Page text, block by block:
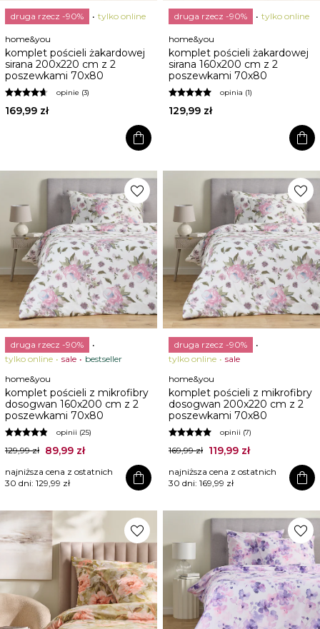
druga rzecz -90% tylko online
home&you
komplet pościeli żakardowej
sirana 200x220 cm z 2
poszewkami 70x80
opinie (3)
169,99 zł
shopping_bag
druga rzecz -90% tylko online
home&you
komplet pościeli żakardowej
sirana 160x200 cm z 2
poszewkami 70x80
opinia (1)
129,99 zł
shopping_bag
favorite
druga rzecz -90%
tylko online
sale
bestseller
home&you
komplet pościeli z mikrofibry
dosogwan 160x200 cm z 2
poszewkami 70x80
opinii (25)
129,99 zł 89,99 zł
najniższa cena z ostatnich
30 dni: 129,99 zł shopping_bag
favorite
druga rzecz -90%
tylko online
sale
home&you
komplet pościeli z mikrofibry
dosogwan 200x220 cm z 2
poszewkami 70x80
opinii (7)
169,99 zł 119,99 zł
najniższa cena z ostatnich
30 dni: 169,99 zł shopping_bag
favorite favorite